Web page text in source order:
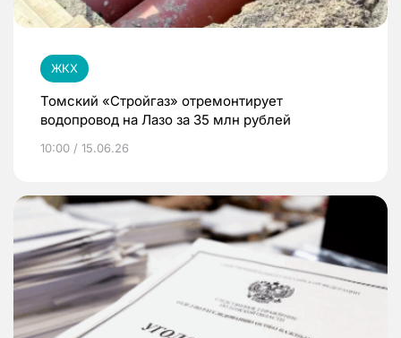
ЖКХ
Томский «Стройгаз» отремонтирует
водопровод на Лазо за 35 млн рублей
10:00 / 15.06.26